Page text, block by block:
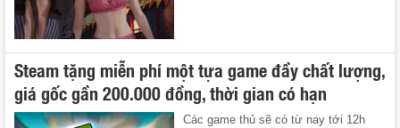
Steam tặng miễn phí một tựa game đầy chất lượng,
giá gốc gần 200.000 đồng, thời gian có hạn
Các game thủ sẽ có từ nay tới 12h